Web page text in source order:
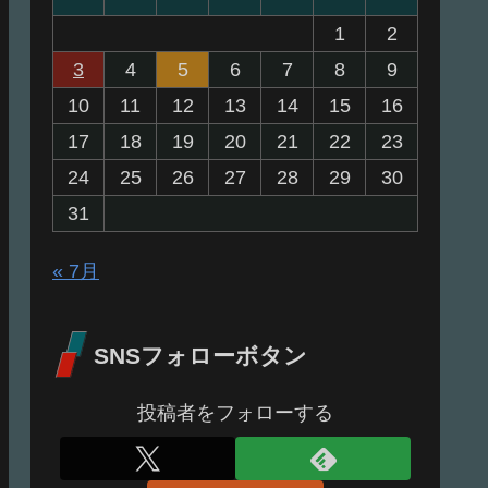
1
2
3
4 5 6 7 8
9
10
11 12 13 14 15
16
17
18 19 20 21 22
23
24
25 26 27 28 29
30
31
« 7月
SNSフォローボタン
投稿者をフォローする